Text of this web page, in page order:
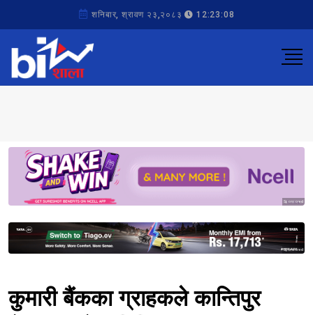
शनिबार, श्रावण २३,२०८३ 12:23:08
Sponsored
Sponsored
कुमारी बैंकका ग्राहकले कान्तिपुर